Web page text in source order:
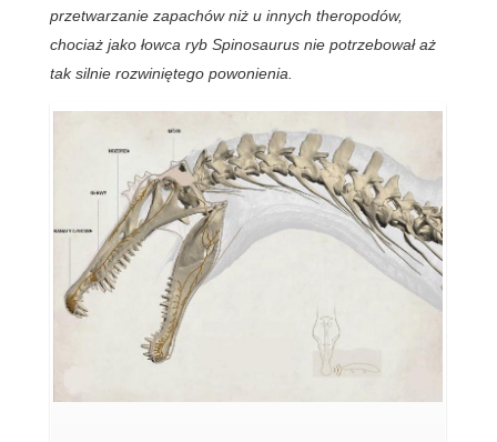
przetwarzanie zapachów niż u innych theropodów,
chociaż jako łowca ryb Spinosaurus nie potrzebował aż
tak silnie rozwiniętego powonienia.